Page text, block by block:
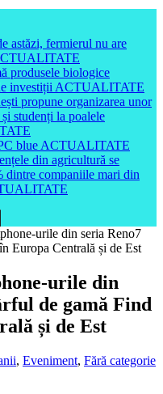
astăzi, fermierul nu are
produsele biologice
investiții ACTUALITATE
propune organizarea unor
studenți la poalele
blue ACTUALITATE
din agricultură se
dintre companiile mari din
urile din seria Reno7
Europa Centrală și de Est
urile din
de gamă Find
și de Est
, Eveniment, Fără categorie